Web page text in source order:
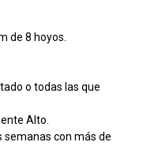
de 8 hoyos.
o todas las que
Alto.
semanas con más de